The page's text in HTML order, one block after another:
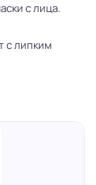
с лица.
с липким